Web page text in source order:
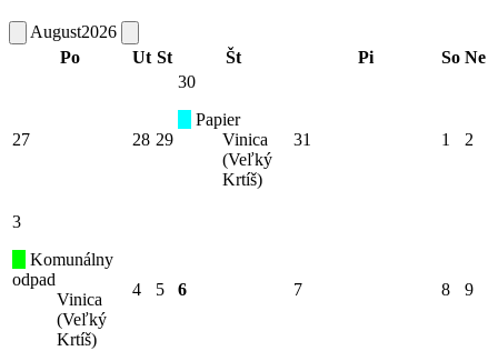
August2026
Po
Ut St Št Pi So Ne
27 28 29
30
Papier
Vinica
(Veľký
Krtíš)
31 1 2
3
Komunálny
odpad
Vinica
(Veľký
Krtíš)
4 5 6 7 8 9